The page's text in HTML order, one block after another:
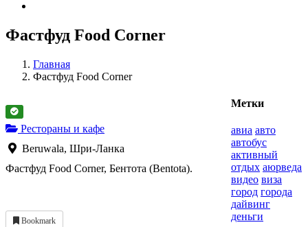
Фастфуд Food Corner
Главная
Фастфуд Food Corner
Рестораны и кафе
Beruwala, Шри-Ланка
Фастфуд Food Corner, Бентота (Bentota).
Bookmark
Метки
авиа авто
автобус
активный
отдых аюрведа
видео виза
город города
дайвинг
деньги